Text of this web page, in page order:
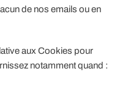
de nos emails ou en
aux Cookies pour
notamment quand :